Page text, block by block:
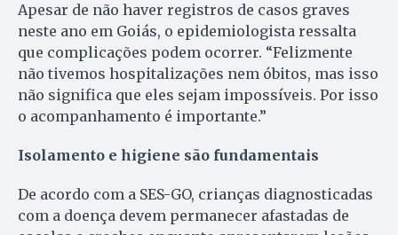
Apesar de não haver registros de casos graves
neste ano em Goiás, o epidemiologista ressalta
que complicações podem ocorrer. “Felizmente
não tivemos hospitalizações nem óbitos, mas isso
não significa que eles sejam impossíveis. Por isso
o acompanhamento é importante.”
Isolamento e higiene são fundamentais
De acordo com a SES-GO, crianças diagnosticadas
com a doença devem permanecer afastadas de